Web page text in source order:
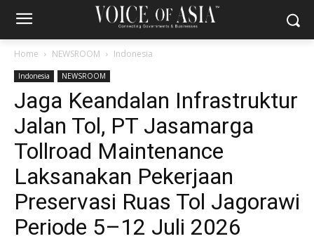
Home NEWSROOM Indonesia
Indonesia NEWSROOM
Jaga Keandalan Infrastruktur
Jalan Tol, PT Jasamarga
Tollroad Maintenance
Laksanakan Pekerjaan
Preservasi Ruas Tol Jagorawi
Periode 5–12 Juli 2026